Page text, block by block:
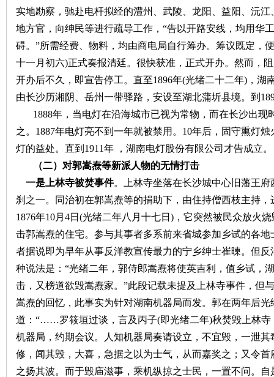
实地勘察，驰赴电杆拟经的澧州、武陵、龙阳、益阳、沅
地方官，向绅民等进行疏导工作，“告以开路安线，均用华
碍。”所需经费、物料，均由商电局自行筹办。筹议既定，
十一月初六)正式奏报清廷。很快获准，正式开办。 然而，
开办后不久，即宣告停工。直至1896年(光绪二十二年)，湖
由长沙历湘阴、岳州一带驿路，安设至湖北蒲圻县境。到
1888年，当电灯在沿海城市已视为常物，而在长沙出
之。1887年电灯亮不到一年就被禁用。10年后，固守熏灯
灯的益处。 直到 1911年 ，湖南电灯股份有限公司才告成立。
（二）对郭嵩焘等新派人物的无情打击
一是上林寺被焚事件。上林寺坐落在长沙城中心旧藩王府
刹之一。同治初在郭嵩焘等的捐助下，由住持僧西枝主持
1876年10月4日(光绪二年八月十七日)，它突然被民众放火
击郭嵩焘的住宅。 参与其事者多系前来省城参加乡试的各
者据说即为早年从事反洋教宣传最力的宁乡绅士崔暕。但
种说法是： “光绪二年，郭侍郎嵩焘将使英吉利，值乡试，
击，又榜道欲毁嵩焘家。”此段记载未提及上林寺事件，但
嵩焘的回忆，此事实为针对湖南机器局而发。郭在两年后
道： “……罗筱垣过谈，言及丙子(即光绪二年)秋焚毁上林寺
机器局，约期会议。人知机器局奏请设立，不宜毁，一泄
修，闻其毁，大喜，急据之以为士气，从而嘉奖之；又令
之扬其波。而于毁庙滋事，乘机纵掠之士民，一置不问。